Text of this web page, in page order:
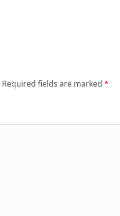
Required fields are marked *